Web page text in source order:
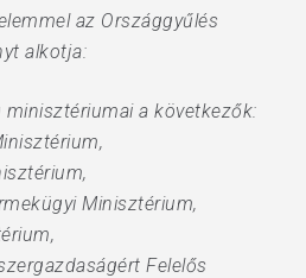
az Országgyűlés
alkotja:
minisztériumai a következők:
Minisztérium,
Felelős